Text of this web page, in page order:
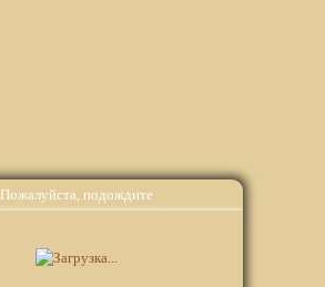
Пожалуйста, подождите